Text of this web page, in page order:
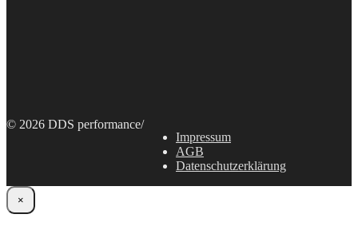
© 2026 DDS performance/
Impressum
AGB
Datenschutzerklärung
×